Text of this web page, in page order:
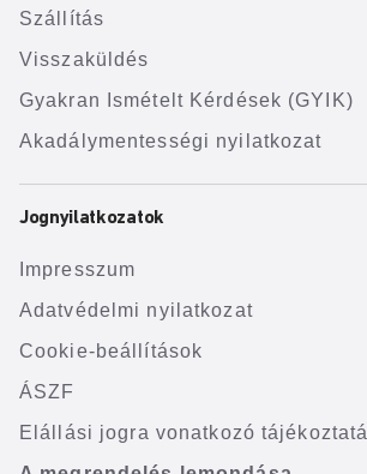
Szállítás
Visszaküldés
Gyakran Ismételt Kérdések (GYIK)
Akadálymentességi nyilatkozat
Jognyilatkozatok
Impresszum
Adatvédelmi nyilatkozat
Cookie-beállítások
ÁSZF
Elállási jogra vonatkozó